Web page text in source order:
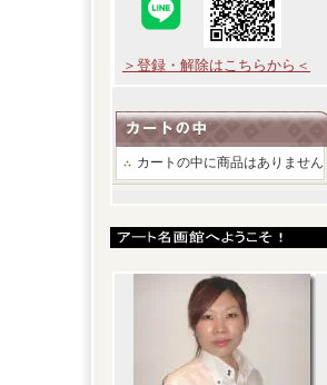
＞登録・解除はこちらから＜
カートの中に商品はありません